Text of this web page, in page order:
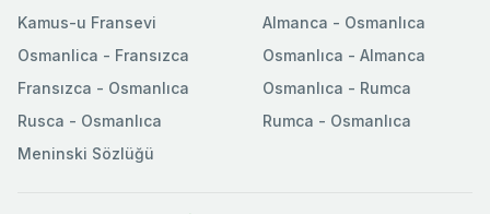
Kamus-u Fransevi
Osmanlica - Fransızca
Fransızca - Osmanlıca
Rusca - Osmanlıca
Meninski Sözlüğü
Almanca - Osmanlıca
Osmanlıca - Almanca
Osmanlıca - Rumca
Rumca - Osmanlıca